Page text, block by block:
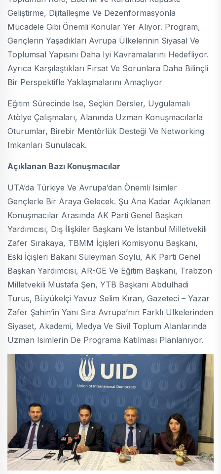
Geliştirme, Dijitalleşme Ve Dezenformasyonla
Mücadele Gibi Önemli Konular Yer Alıyor. Program,
Gençlerin Yaşadıkları Avrupa Ülkelerinin Siyasal Ve
Toplumsal Yapısını Daha Iyi Kavramalarını Hedefliyor.
Ayrıca Karşılaştıkları Fırsat Ve Sorunlara Daha Bilinçli
Bir Perspektifle Yaklaşmalarını Amaçlıyor
Eğitim Sürecinde Ise, Seçkin Dersler, Uygulamalı
Atölye Çalışmaları, Alanında Uzman Konuşmacılarla
Oturumlar, Birebir Mentörlük Desteği Ve Networking
Imkanları Sunulacak.
Açıklanan Bazı Konuşmacılar
UTA’da Türkiye Ve Avrupa’dan Önemli Isimler
Gençlerle Bir Araya Gelecek. Şu Ana Kadar Açıklanan
Konuşmacılar Arasında AK Parti Genel Başkan
Yardımcısı, Dış İlişkiler Başkanı Ve İstanbul Milletvekili
Zafer Sırakaya, TBMM İçişleri Komisyonu Başkanı,
Eski İçişleri Bakanı Süleyman Soylu, AK Parti Genel
Başkan Yardımcısı, AR-GE Ve Eğitim Başkanı, Trabzon
Milletvekili Mustafa Şen, YTB Başkanı Abdulhadi
Turus, Büyükelçi Yavuz Selim Kıran, Gazeteci – Yazar
Zafer Şahin’in Yanı Sıra Avrupa’nın Farklı Ülkelerinden
Siyaset, Akademi, Medya Ve Sivil Toplum Alanlarında
Uzman Isimlerin De Programa Katılması Planlanıyor.